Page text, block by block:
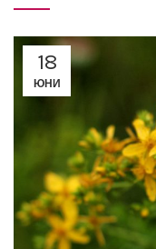
18
ЮНИ